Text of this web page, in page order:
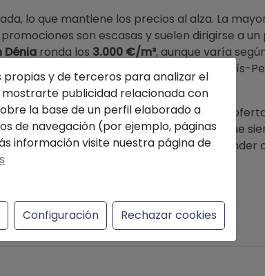
lo que mantiene los precios al alza. La
son escasas y suelen dirigirse a
Dénia ronda los 3.000 €/m², aunque varía
que barrios como el Saladar o París-
de precios, impulsada por la escasez de
definitiva, el casco urbano de Dénia sigue
como para quienes desean invertir o vender
noticias
propias y de terceros para analizar el
mostrarte publicidad relacionada con
la base de un perfil elaborado a
de navegación (por ejemplo, páginas
información visite nuestra página de
Configuración Rechazar cookies